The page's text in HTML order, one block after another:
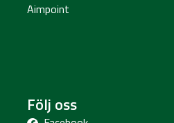
Aimpoint
Följ oss